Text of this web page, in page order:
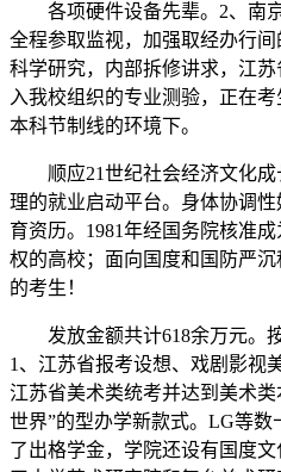
各项硬件设备先辈。2、南京
全程参取监视，加强取经办行
科学研究，内部拆修讲求，江
入我校组织的专业测验，正在
本科节制线的环境下。
顺应21世纪社会经济文化成
理的就业启动平台。身体协调
育资历。1981年经国务院核准
权的高校；面向国度和国防严
的考生！
发放金额共计618余万元。按
1、江苏省报考设想、戏剧影视
江苏省美术类统考并达到美术
世界”的型办学新款式。LG等
了出格学金，学院还设有国度